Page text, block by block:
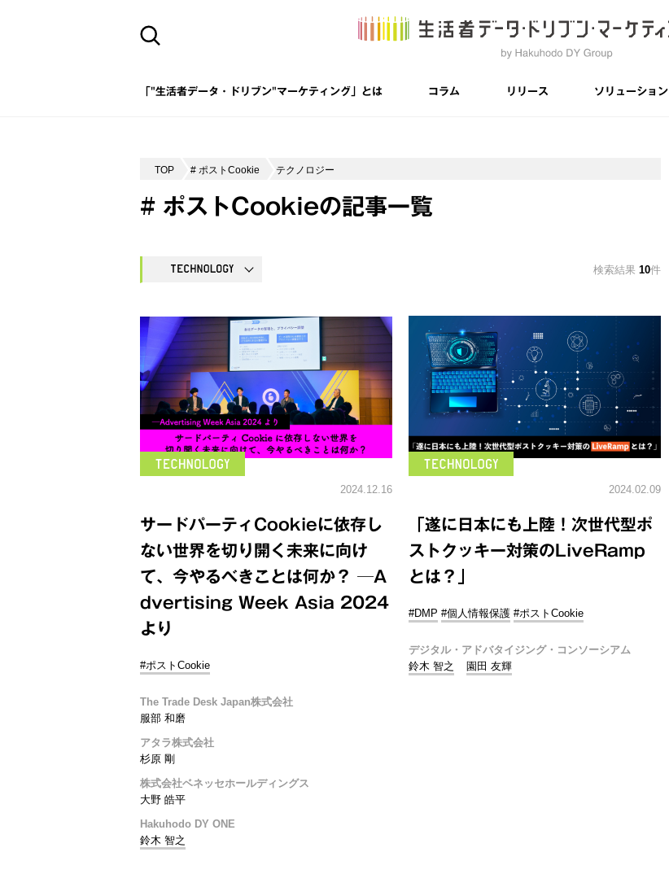
「"生活者データ・ドリブン"マーケティング」とは コラム リリース ソリューション
TOP # ポストCookie テクノロジー
# ポストCookieの記事一覧
検索結果 10件
2024.12.16
サードパーティCookieに依存し
ない世界を切り開く未来に向け
て、今やるべきことは何か？ ─A
dvertising Week Asia 2024
より
#ポストCookie
The Trade Desk Japan株式会社
服部 和磨
アタラ株式会社
杉原 剛
株式会社ベネッセホールディングス
大野 皓平
Hakuhodo DY ONE
鈴木 智之
2024.02.09
「遂に日本にも上陸！次世代型ポ
ストクッキー対策のLiveRamp
とは？」
#DMP #個人情報保護 #ポストCookie
デジタル・アドバタイジング・コンソーシアム
鈴木 智之
園田 友輝